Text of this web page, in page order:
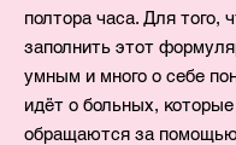
полтора часа. Для того,
заполнить этот
умным и много о себе
идёт о больных,
обращаются за